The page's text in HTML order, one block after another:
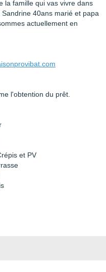
la famille qui vas vivre dans
40ans marié et papa
actuellement en
l'obtention du prêt.
et PV